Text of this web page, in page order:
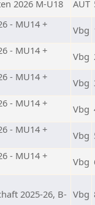
2026 M-U18 AUT
- MU14 +
Vbg
- MU14 +
Vbg
- MU14 +
Vbg
- MU14 +
Vbg
- MU14 +
Vbg
- MU14 +
Vbg
2025-26, B- Vbg